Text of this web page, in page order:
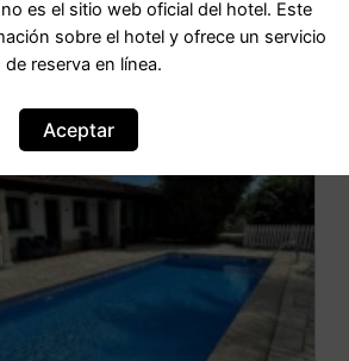
es el sitio web oficial del hotel. Este
sobre el hotel y ofrece un servicio
de reserva en línea.
Aceptar